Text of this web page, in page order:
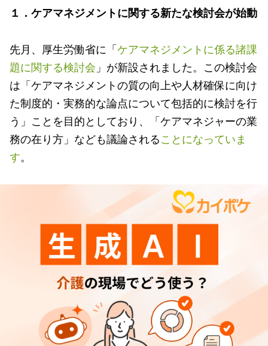
１．ケアマネジメントに関する新たな検討会が始動
先月、厚生労働省に「ケアマネジメントに係る諸課
題に関する検討会 」が新設されました。この検討会
は「ケアマネジメントの質の向上や人材確保に向け
た制度的・実務的な論点について包括的に検討を行
う」ことを目的としており、「ケアマネジャーの業
務の在り方」なども議論されることになっていま
す。